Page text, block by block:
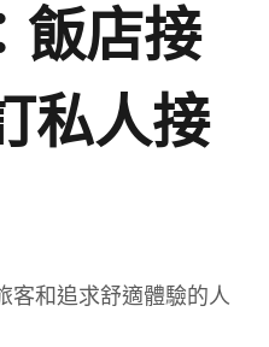
飯店接
私人接
客和追求舒適體驗的人